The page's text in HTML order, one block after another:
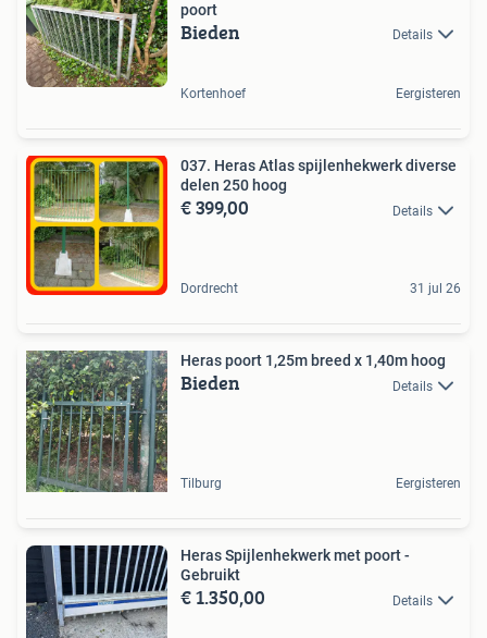
poort
Bieden Details
Kortenhoef Eergisteren
037. Heras Atlas spijlenhekwerk diverse
delen 250 hoog
€ 399,00 Details
Dordrecht 31 jul 26
Heras poort 1,25m breed x 1,40m hoog
Bieden Details
Tilburg Eergisteren
Heras Spijlenhekwerk met poort -
Gebruikt
€ 1.350,00 Details